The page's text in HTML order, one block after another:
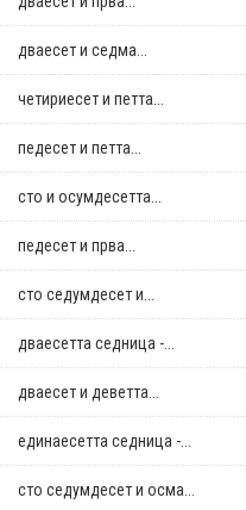
дваесет и седма...
четириесет и петта...
педесет и петта...
сто и осумдесетта...
педесет и прва...
сто седумдесет и...
дваесетта седница -...
дваесет и деветта...
единаесетта седница -...
сто седумдесет и осма...